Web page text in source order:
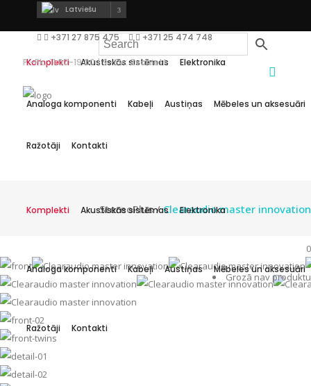
Latviešu
+371 27 875 475 +371 25 474 748
P.-Pk.: 11:00-19:00 | S.-Sv.: Zvaniet!
Komplekti Akustiskās sistēmas Elektronika
Analoga komponenti Kabeļi Austiņas Mēbeles un aksesuāri
Ražotāji Kontakti
0
Grozā nav produktu
Komplekti Akustiskās sistēmas Elektronika
Analoga komponenti Kabeļi Austiņas Mēbeles un aksesuāri
Ražotāji Kontakti
StereoPlus/Clearaudio master innovation